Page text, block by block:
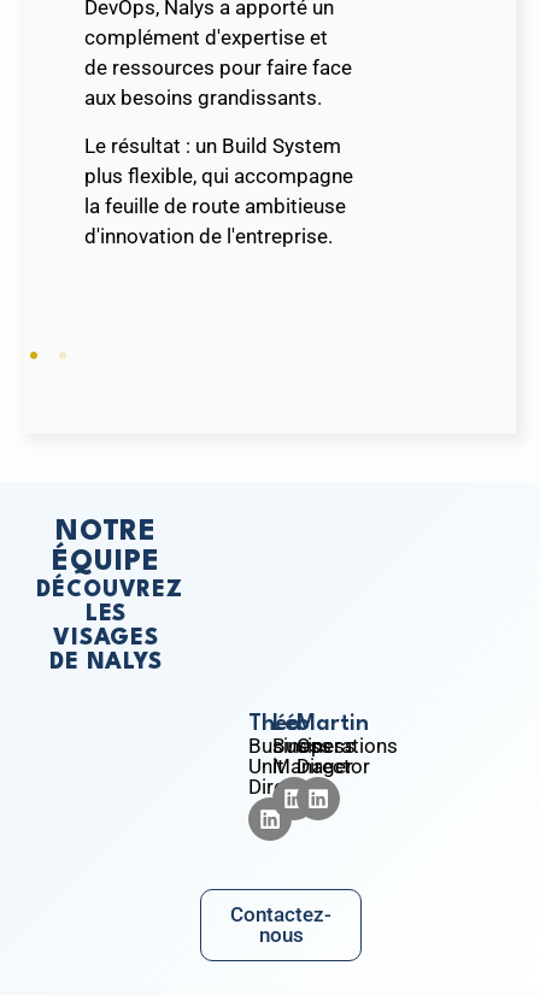
DevOps, Nalys a apporté un
complément d'expertise et
de ressources pour faire face
aux besoins grandissants.
Le résultat : un Build System
plus flexible, qui accompagne
la feuille de route ambitieuse
d'innovation de l'entreprise.
Contactez-
nous
Théo
Business
Unit
Director
Léo
Business
Manager
Martin
Operations
Director
NOTRE
ÉQUIPE
DÉCOUVREZ
LES
VISAGES
DE NALYS